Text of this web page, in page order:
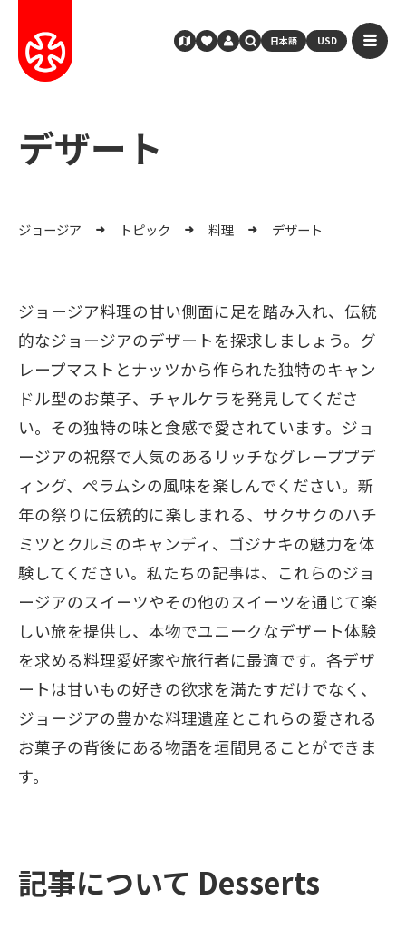
日本語 USD
デザート
ジョージア トピック 料理 デザート
ジョージア料理の甘い側面に足を踏み入れ、伝統
的なジョージアのデザートを探求しましょう。グ
レープマストとナッツから作られた独特のキャン
ドル型のお菓子、チャルケラを発見してくださ
い。その独特の味と食感で愛されています。ジョ
ージアの祝祭で人気のあるリッチなグレーププデ
ィング、ペラムシの風味を楽しんでください。新
年の祭りに伝統的に楽しまれる、サクサクのハチ
ミツとクルミのキャンディ、ゴジナキの魅力を体
験してください。私たちの記事は、これらのジョ
ージアのスイーツやその他のスイーツを通じて楽
しい旅を提供し、本物でユニークなデザート体験
を求める料理愛好家や旅行者に最適です。各デザ
ートは甘いもの好きの欲求を満たすだけでなく、
ジョージアの豊かな料理遺産とこれらの愛される
お菓子の背後にある物語を垣間見ることができま
す。
記事について Desserts